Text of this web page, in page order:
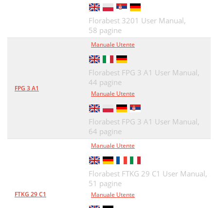
Florabest 3201 User Manual,
58 pagine
FPG 3 A1
Manuale Utente
Florabest FPG 3 A1 User Manual,
44 pagine
Manuale Utente
Florabest FPG 3 A1 User Manual,
64 pagine
FTKG 29 C1
Manuale Utente
Florabest FTKG 29 C1 User Manual,
51 pagine
Manuale Utente